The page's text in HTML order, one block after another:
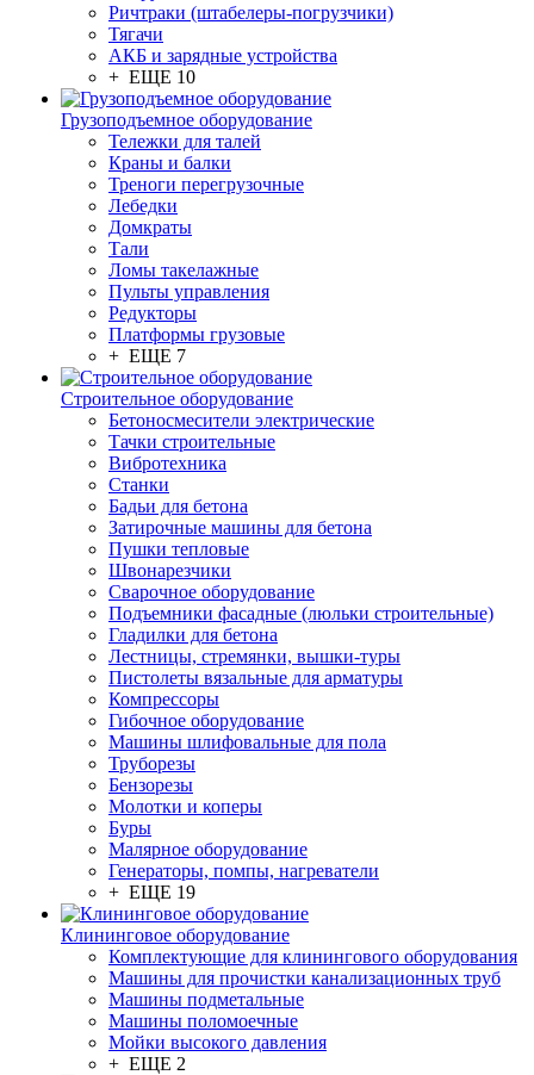
Ричтраки (штабелеры-погрузчики)
Тягачи
АКБ и зарядные устройства
+ ЕЩЕ 10
Грузоподъемное оборудование
Тележки для талей
Краны и балки
Треноги перегрузочные
Лебедки
Домкраты
Тали
Ломы такелажные
Пульты управления
Редукторы
Платформы грузовые
+ ЕЩЕ 7
Строительное оборудование
Бетоносмесители электрические
Тачки строительные
Вибротехника
Станки
Бадьи для бетона
Затирочные машины для бетона
Пушки тепловые
Швонарезчики
Сварочное оборудование
Подъемники фасадные (люльки строительные)
Гладилки для бетона
Лестницы, стремянки, вышки-туры
Пистолеты вязальные для арматуры
Компрессоры
Гибочное оборудование
Машины шлифовальные для пола
Труборезы
Бензорезы
Молотки и коперы
Буры
Малярное оборудование
Генераторы, помпы, нагреватели
+ ЕЩЕ 19
Клининговое оборудование
Комплектующие для клинингового оборудования
Машины для прочистки канализационных труб
Машины подметальные
Машины поломоечные
Мойки высокого давления
+ ЕЩЕ 2